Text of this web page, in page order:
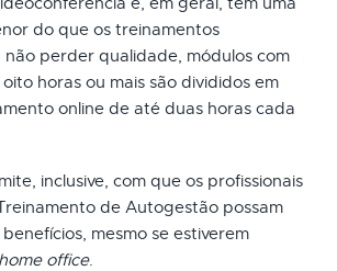
do que os treinamentos
não perder qualidade, módulos com
horas ou mais são divididos em
online de até duas horas cada
inclusive, com que os profissionais
de Autogestão possam
mesmo se estiverem
home office.